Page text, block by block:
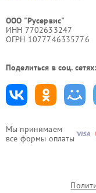
Мы принимаем
все формы оплаты
ООО "Русервис"
ИНН 7702633247
ОГРН 1077746335776
Поделиться в соц. сетях: